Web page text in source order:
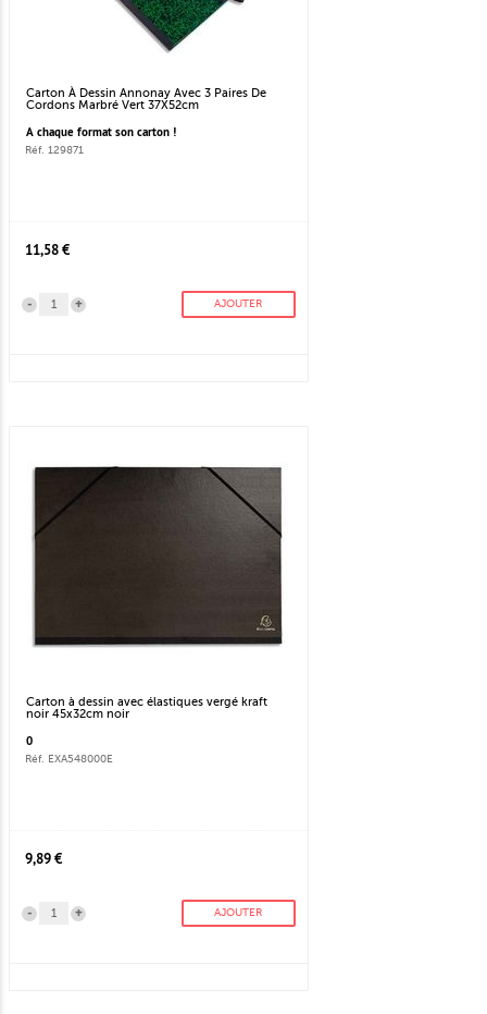
Carton À Dessin Annonay Avec 3 Paires De
Cordons Marbré Vert 37X52cm
A chaque format son carton !
Réf. 129871
11,58 €
+
- AJOUTER
Carton à dessin avec élastiques vergé kraft
noir 45x32cm noir
0
Réf. EXA548000E
9,89 €
+
- AJOUTER